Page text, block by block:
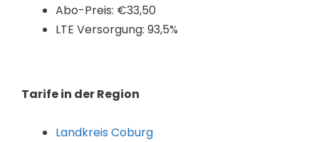
Abo-Preis: €33,50
LTE Versorgung: 93,5%
Tarife in der Region
Landkreis Coburg